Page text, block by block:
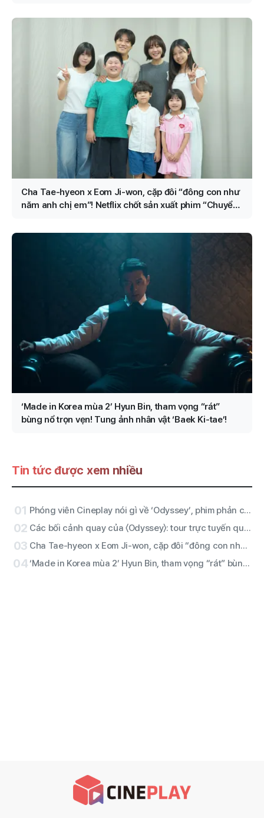
Cha Tae-hyeon x Eom Ji-won, cặp đôi “đông con như
năm anh chị em”! Netflix chốt sản xuất phim “Chuyển
‘Made in Korea mùa 2’ Hyun Bin, tham vọng “rát”
bùng nổ trọn vẹn! Tung ảnh nhân vật ‘Baek Ki-tae’!
Tin tức được xem nhiều
01 Phóng viên Cineplay nói gì về ‘Odyssey’, phim phản chiến và câu chuyện cuốn hút của Christopher Nolan?
02 Các bối cảnh quay của 〈Odyssey〉: tour trực tuyến qua Ma-rốc, Hy Lạp, Scotland, Iceland và Ý
03 Cha Tae-hyeon x Eom Ji-won, cặp đôi “đông con như năm anh chị em”! Netflix chốt sản xuất phim “Chuyển nghề thành cảnh sát”!
04 ‘Made in Korea mùa 2’ Hyun Bin, tham vọng “rát” bùng nổ trọn vẹn! Tung ảnh nhân vật ‘Baek Ki-tae’!